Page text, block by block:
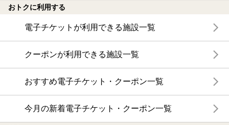
おトクに利用する
電子チケットが利用できる施設一覧
クーポンが利用できる施設一覧
おすすめ電子チケット・クーポン一覧
今月の新着電子チケット・クーポン一覧